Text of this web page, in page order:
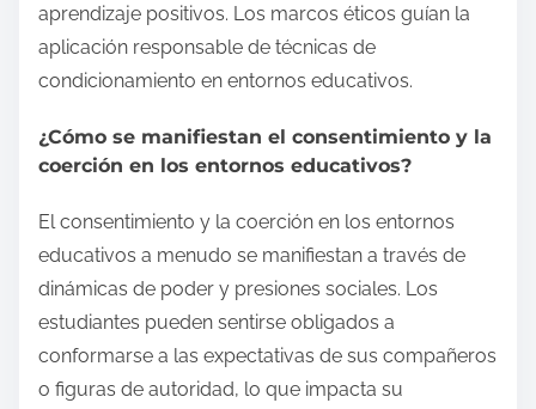
aprendizaje positivos. Los marcos éticos guían la
aplicación responsable de técnicas de
condicionamiento en entornos educativos.
¿Cómo se manifiestan el consentimiento y la
coerción en los entornos educativos?
El consentimiento y la coerción en los entornos
educativos a menudo se manifiestan a través de
dinámicas de poder y presiones sociales. Los
estudiantes pueden sentirse obligados a
conformarse a las expectativas de sus compañeros
o figuras de autoridad, lo que impacta su